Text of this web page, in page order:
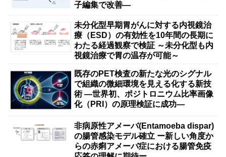
子編集で改善―
未分化型早期胃がんに対する内視鏡治
療（ESD）の有効性を10年間の長期に
わたる経過観察で検証 ～未分化型も内
視鏡治療で胃の温存が可能～
既存のPET検査の新たな光のシグナル
で組織の微細環境を見える化する新技
術 ―世界初、ポジトロニウム比率画像
化（PRI）の原理検証に成功―
非病原性アメーバ(Entamoeba dispar)
の腸管感染モデル確立 ー新しい角度か
らの赤痢アメーバ症における腸管免疫